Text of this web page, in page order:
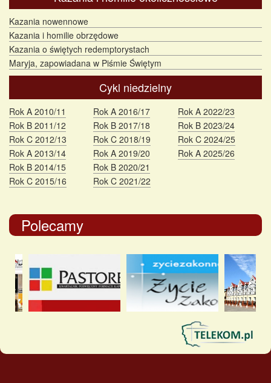
Kazania nowennowe
Kazania i homilie obrzędowe
Kazania o świętych redemptorystach
Maryja, zapowiadana w Piśmie Świętym
Cykl niedzielny
Rok A 2010/11
Rok B 2011/12
Rok C 2012/13
Rok A 2013/14
Rok B 2014/15
Rok C 2015/16
Rok A 2016/17
Rok B 2017/18
Rok C 2018/19
Rok A 2019/20
Rok B 2020/21
Rok C 2021/22
Rok A 2022/23
Rok B 2023/24
Rok C 2024/25
Rok A 2025/26
Polecamy